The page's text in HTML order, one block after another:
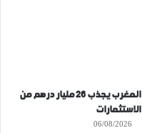
المغرب يجذب 26 مليار درهم من
الاستثمارات
06/08/2026